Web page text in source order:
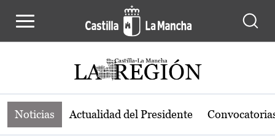
Noticias de la región de Castilla-La
Noticias Actualidad del Presidente